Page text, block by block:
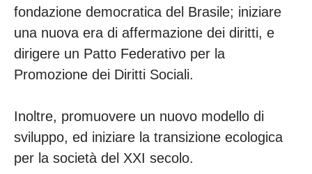
fondazione democratica del Brasile; iniziare
una nuova era di affermazione dei diritti, e
dirigere un Patto Federativo per la
Promozione dei Diritti Sociali.
Inoltre, promuovere un nuovo modello di
sviluppo, ed iniziare la transizione ecologica
per la società del XXI secolo.